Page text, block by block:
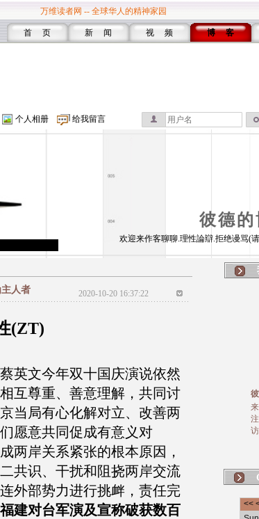
万维读者网 -- 全球华人的精神家园
首 页 新 闻 视 频 博 客
个人相册 给我留言
彼德的
欢迎来作客聊聊.理性論辯.拒绝谩骂(
人者 2020-10-20 16:37:22
(ZT)
英文今年双十国庆演说依然
互尊重、善意理解，共同讨
当局有心化解对立、改善两
愿意共同促成有意义对
两岸关系紧张的根本原因，
共识、干扰和阻挠两岸交流
外部势力进行挑衅，责任完
建对台军演及宣称破获数百